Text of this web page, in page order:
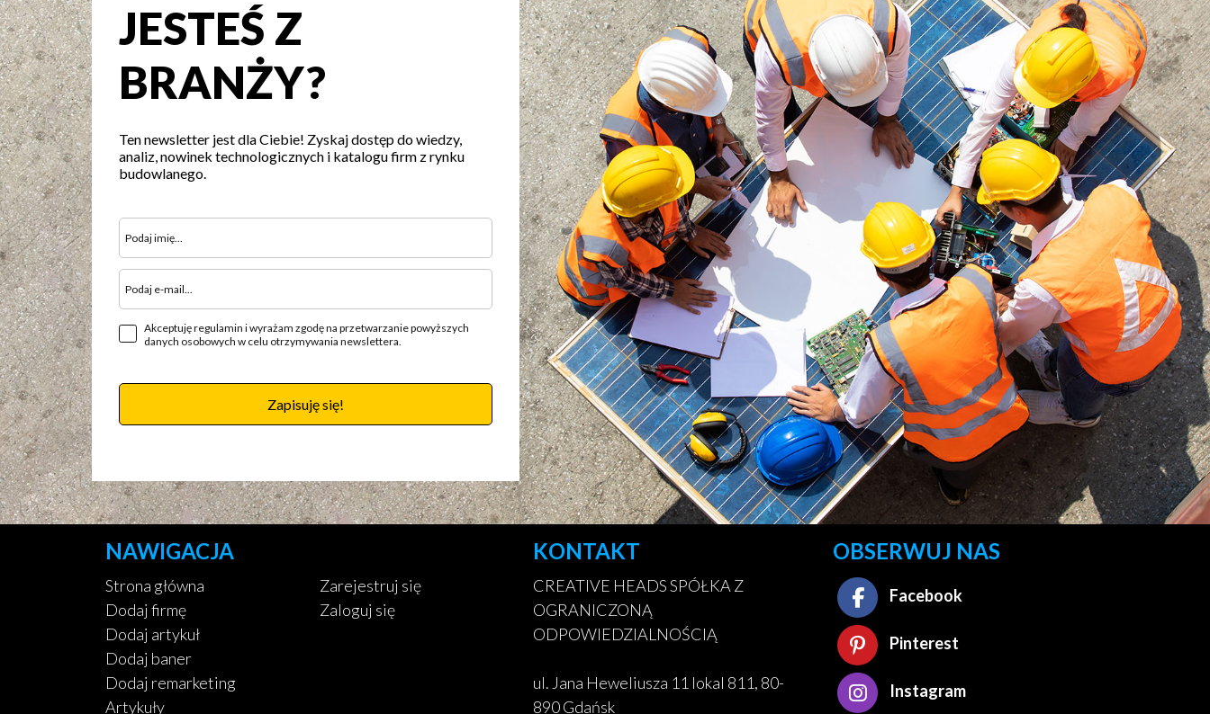
JESTEŚ Z
BRANŻY?
Ten newsletter jest dla Ciebie! Zyskaj dostęp do wiedzy,
analiz, nowinek technologicznych i katalogu firm z rynku
budowlanego.
Akceptuję regulamin i wyrażam zgodę na przetwarzanie powyższych
danych osobowych w celu otrzymywania newslettera.
Zapisuję się!
NAWIGACJA
Strona główna
Dodaj firmę
Dodaj artykuł
Dodaj baner
Dodaj remarketing
Artykuły
Zarejestruj się
Zaloguj się
KONTAKT
CREATIVE HEADS SPÓŁKA Z
OGRANICZONĄ
ODPOWIEDZIALNOŚCIĄ
ul. Jana Heweliusza 11 lokal 811, 80-
890 Gdańsk
OBSERWUJ NAS
Facebook
Pinterest
Instagram